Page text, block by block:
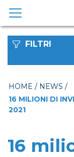
contenuto
FILTRI
HOME / NEWS /
16 MILIONI DI
2021
16